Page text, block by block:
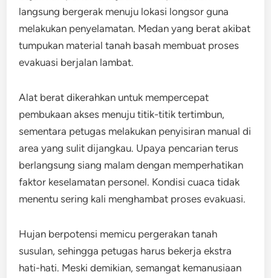
langsung bergerak menuju lokasi longsor guna
melakukan penyelamatan. Medan yang berat akibat
tumpukan material tanah basah membuat proses
evakuasi berjalan lambat.
Alat berat dikerahkan untuk mempercepat
pembukaan akses menuju titik-titik tertimbun,
sementara petugas melakukan penyisiran manual di
area yang sulit dijangkau. Upaya pencarian terus
berlangsung siang malam dengan memperhatikan
faktor keselamatan personel. Kondisi cuaca tidak
menentu sering kali menghambat proses evakuasi.
Hujan berpotensi memicu pergerakan tanah
susulan, sehingga petugas harus bekerja ekstra
hati-hati. Meski demikian, semangat kemanusiaan